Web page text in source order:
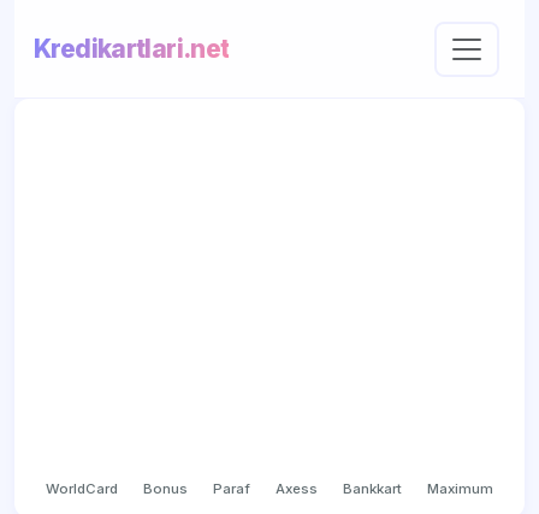
Kredikartlari.net
WorldCard Bonus Paraf Axess Bankkart Maximum